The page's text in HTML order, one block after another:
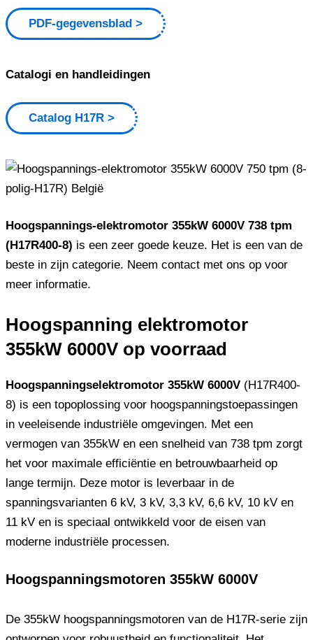
PDF-gegevensblad
Catalogi en handleidingen
Catalog H17R
Hoogspannings-elektromotor 355kW 6000V 738 tpm
(H17R400-8) is een zeer goede keuze. Het is een van de
beste in zijn categorie. Neem contact met ons op voor
meer informatie.
Hoogspanning elektromotor
355kW 6000V op voorraad
Hoogspanningselektromotor 355kW 6000V (H17R400-
8) is een topoplossing voor hoogspanningstoepassingen
in veeleisende industriële omgevingen. Met een
vermogen van 355kW en een snelheid van 738 tpm zorgt
het voor maximale efficiëntie en betrouwbaarheid op
lange termijn. Deze motor is leverbaar in de
spanningsvarianten 6 kV, 3 kV, 3,3 kV, 6,6 kV, 10 kV en
11 kV en is speciaal ontwikkeld voor de eisen van
moderne industriële processen.
Hoogspanningsmotoren 355kW 6000V
De 355kW hoogspanningsmotoren van de H17R-serie zijn